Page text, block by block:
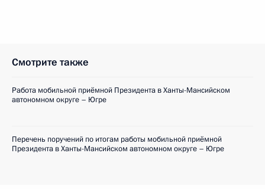
Смотрите также
Работа мобильной приёмной Президента в Ханты-Мансийском
автономном округе – Югре
Перечень поручений по итогам работы мобильной приёмной
Президента в Ханты-Мансийском автономном округе – Югре